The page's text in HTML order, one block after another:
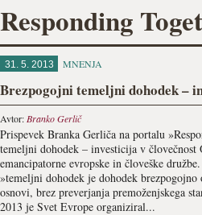
Responding
31. 5. 2013 MNENJA
Brezpogojni temeljni dohodek –
Avtor: Branko Gerlič
Prispevek Branka Gerliča na portalu
temeljni dohodek – investicija v človečnost
emancipatorne evropske in človeške
»temeljni dohodek je dohodek
osnovi, brez preverjanja premoženjskega
2013 je Svet Evrope organiziral...